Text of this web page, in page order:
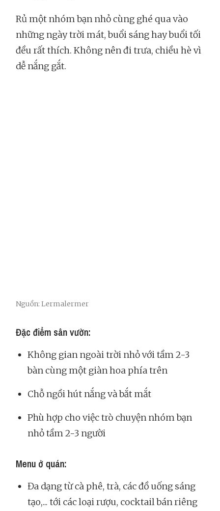
Rủ một nhóm bạn nhỏ cùng ghé qua vào
những ngày trời mát, buổi sáng hay buổi tối
đều rất thích. Không nên đi trưa, chiều hè vì
dễ nắng gắt.
Nguồn: Lermalermer
Đặc điểm sân vườn:
Không gian ngoài trời nhỏ với tầm 2-3
bàn cùng một giàn hoa phía trên
Chỗ ngồi hút nắng và bắt mắt
Phù hợp cho việc trò chuyện nhóm bạn
nhỏ tầm 2-3 người
Menu ở quán:
Đa dạng từ cà phê, trà, các đồ uống sáng
tạo,... tới các loại rượu, cocktail bán riêng